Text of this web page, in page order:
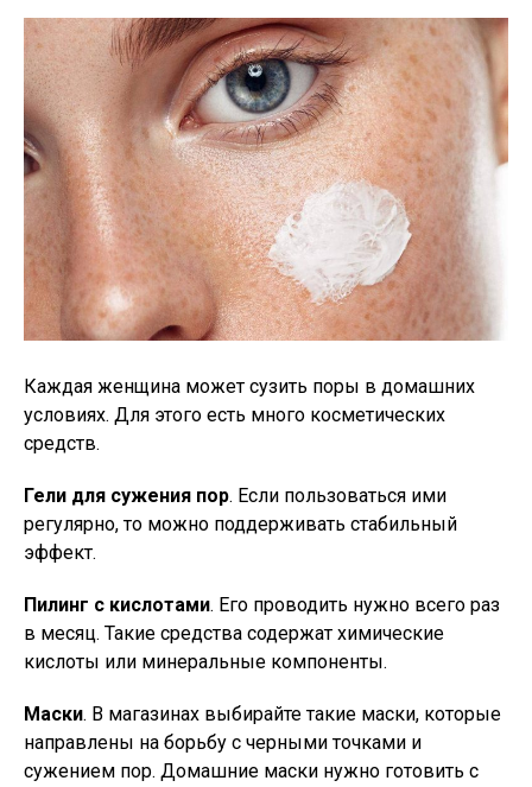
Каждая женщина может сузить поры в домашних
условиях. Для этого есть много косметических
средств.
Гели для сужения пор. Если пользоваться ими
регулярно, то можно поддерживать стабильный
эффект.
Пилинг с кислотами. Его проводить нужно всего раз
в месяц. Такие средства содержат химические
кислоты или минеральные компоненты.
Маски. В магазинах выбирайте такие маски, которые
направлены на борьбу с черными точками и
сужением пор. Домашние маски нужно готовить с